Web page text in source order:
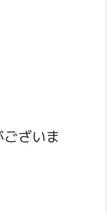
ざいま